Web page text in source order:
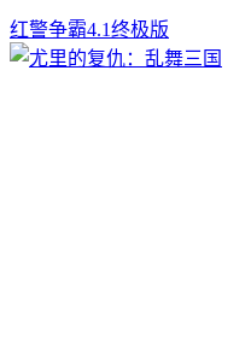
红警争霸4.1终极版